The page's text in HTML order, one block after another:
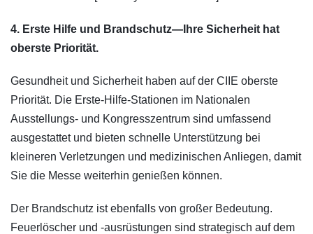
4. Erste Hilfe und Brandschutz—Ihre Sicherheit hat
oberste Priorität.
Gesundheit und Sicherheit haben auf der CIIE oberste
Priorität. Die Erste-Hilfe-Stationen im Nationalen
Ausstellungs- und Kongresszentrum sind umfassend
ausgestattet und bieten schnelle Unterstützung bei
kleineren Verletzungen und medizinischen Anliegen, damit
Sie die Messe weiterhin genießen können.
Der Brandschutz ist ebenfalls von großer Bedeutung.
Feuerlöscher und -ausrüstungen sind strategisch auf dem